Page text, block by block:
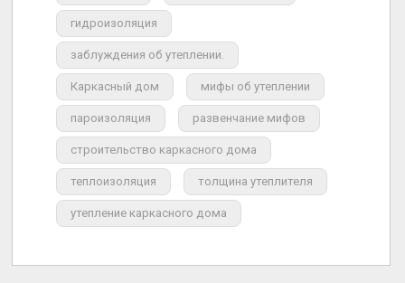
гидроизоляция
заблуждения об утеплении.
Каркасный дом мифы об утеплении
пароизоляция развенчание мифов
строительство каркасного дома
теплоизоляция толщина утеплителя
утепление каркасного дома